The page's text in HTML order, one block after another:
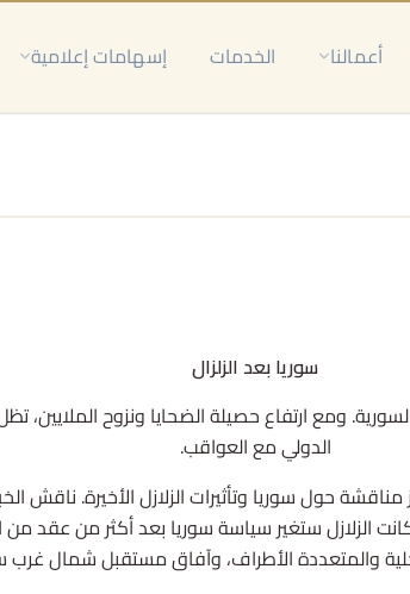
أعمالنا الخدمات إسهامات إعلامية
سوريا بعد الزلزال
ومع ارتفاع حصيلة الضحايا ونزوح الملايين،
الدولي مع العواقب.
حول سوريا وتأثيرات الزلازل الأخيرة. ناقش
الزلازل ستغير سياسة سوريا بعد أكثر من عقد
والمتعددة الأطراف، وآفاق مستقبل شمال غرب